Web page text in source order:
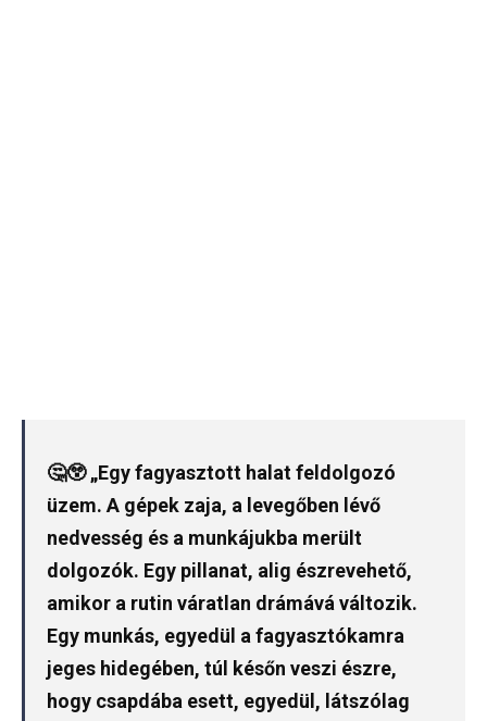
🤔😲 „Egy fagyasztott halat feldolgozó
üzem. A gépek zaja, a levegőben lévő
nedvesség és a munkájukba merült
dolgozók. Egy pillanat, alig észrevehető,
amikor a rutin váratlan drámává változik.
Egy munkás, egyedül a fagyasztókamra
jeges hidegében, túl későn veszi észre,
hogy csapdába esett, egyedül, látszólag